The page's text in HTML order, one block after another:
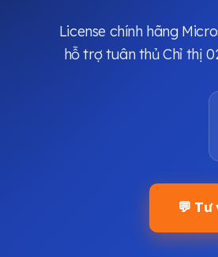
License chính hãng
hỗ trợ tuân thủ Chỉ thị
💬